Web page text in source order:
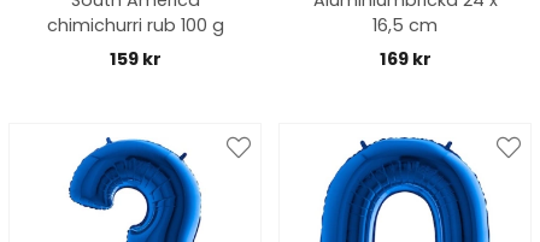
chimichurri rub 100 g
159 kr
16,5 cm
169 kr